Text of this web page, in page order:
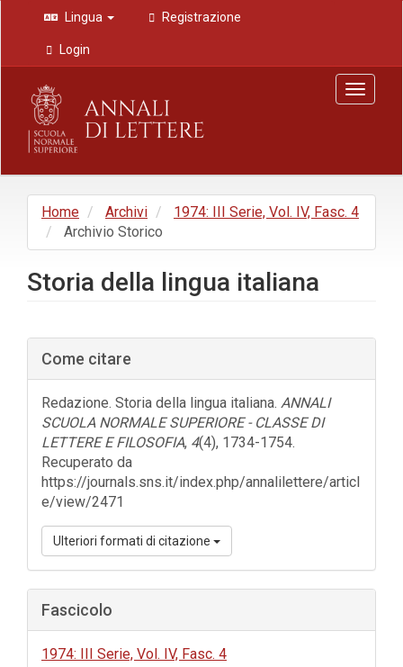
Navigazione
principale
Contenuto
principale
Barra
laterale
Lingua Registrazione
Login
Toggle
Home Archivi
1974: III Serie, Vol. IV, Fasc. 4
Archivio Storico
Storia della lingua italiana
Barra
laterale
dell'articolo
Come citare
Redazione. Storia della lingua italiana. ANNALI
SCUOLA NORMALE SUPERIORE - CLASSE DI
LETTERE E FILOSOFIA, 4(4), 1734-1754.
Recuperato da
https://journals.sns.it/index.php/annalilettere/articl
e/view/2471
Ulteriori formati di citazione
Fascicolo
1974: III Serie, Vol. IV, Fasc. 4